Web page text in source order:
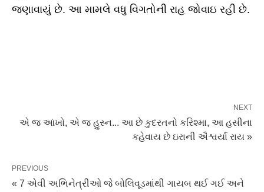
જણાવાયું છે. આ મામલે વધુ વિગતોની રાહ જોવાઇ રહી છે.
NEXT
એ જ આંખો, એ જ હુસ્ન... આ છે કુદરતનો કરિશ્મા, આ હસીના
કહેવાય છે ઇરાની ઐશ્વર્યા રાય »
PREVIOUS
« 7 એવી અભિનેત્રીઓ જે બોલિવૂડમાંથી ગાયબ થઈ ગઈ અને